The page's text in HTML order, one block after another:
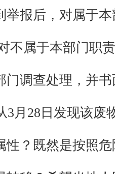
举报后，对属于
不属于本部门职
门调查处理，并
3月28日发现该废
性？ 既然是按照